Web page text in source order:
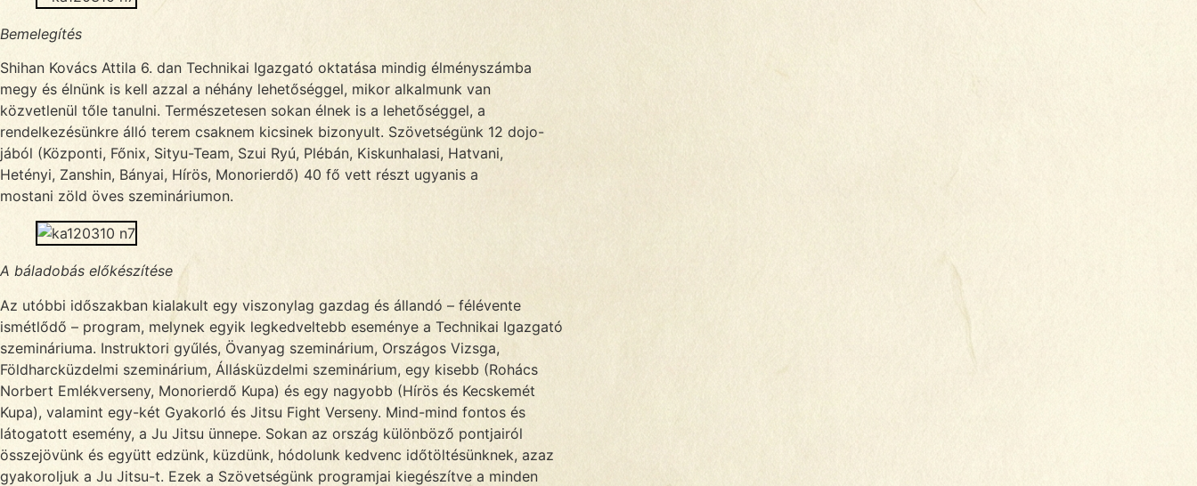
Bemelegítés
Shihan Kovács Attila 6. dan Technikai Igazgató oktatása mindig élményszámba
megy és élnünk is kell azzal a néhány lehetőséggel, mikor alkalmunk van
közvetlenül tőle tanulni. Természetesen sokan élnek is a lehetőséggel, a
rendelkezésünkre álló terem csaknem kicsinek bizonyult. Szövetségünk 12 dojo-
jából (Központi, Főnix, Sityu-Team, Szui Ryú, Plébán, Kiskunhalasi, Hatvani,
Hetényi, Zanshin, Bányai, Hírös, Monorierdő) 40 fő vett részt ugyanis a
mostani zöld öves szemináriumon.
A báladobás előkészítése
Az utóbbi időszakban kialakult egy viszonylag gazdag és állandó – félévente
ismétlődő – program, melynek egyik legkedveltebb eseménye a Technikai Igazgató
szemináriuma. Instruktori gyűlés, Övanyag szeminárium, Országos Vizsga,
Földharcküzdelmi szeminárium, Állásküzdelmi szeminárium, egy kisebb (Rohács
Norbert Emlékverseny, Monorierdő Kupa) és egy nagyobb (Hírös és Kecskemét
Kupa), valamint egy-két Gyakorló és Jitsu Fight Verseny. Mind-mind fontos és
látogatott esemény, a Ju Jitsu ünnepe. Sokan az ország különböző pontjairól
összejövünk és együtt edzünk, küzdünk, hódolunk kedvenc időtöltésünknek, azaz
gyakoroljuk a Ju Jitsu-t. Ezek a Szövetségünk programjai kiegészítve a minden